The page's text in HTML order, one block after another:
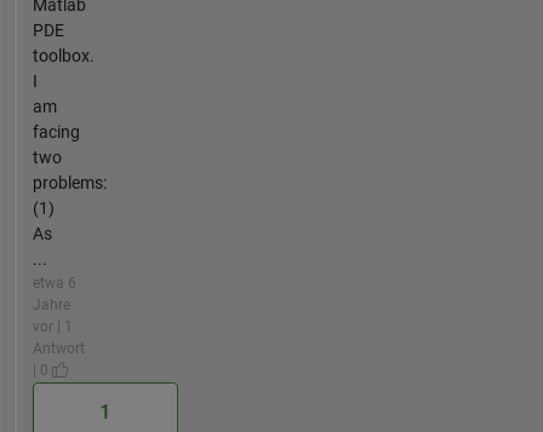
Matlab
PDE
toolbox.
I
am
facing
two
problems:
(1)
As
...
etwa 6
Jahre
vor | 1
Antwort
| 0
1